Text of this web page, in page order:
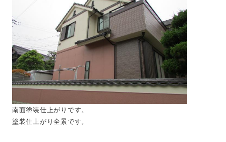
南面塗装仕上がりです。
塗装仕上がり全景です。